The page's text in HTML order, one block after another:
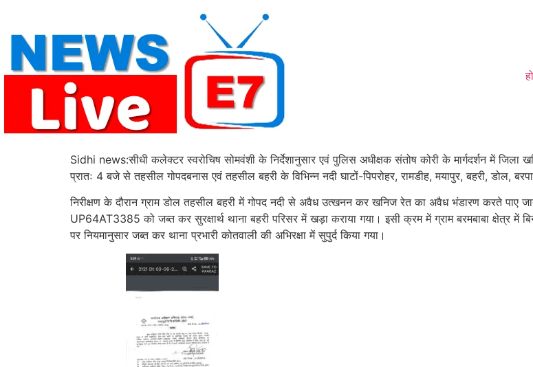
content
Sidhi news:सीधी कलेक्टर स्वरोचिष सोमवंशी के निर्देशानुसार एवं पुलिस अधीक्षक संतोष कोरी के मार्गदर्शन में
प्रातः 4 बजे से तहसील गोपदबनास एवं तहसील बहरी के विभिन्न नदी घाटों-पिपरोहर, रामडीह, मयापुर, बहरी, डोल,
निरीक्षण के दौरान ग्राम डोल तहसील बहरी में गोपद नदी से अवैध उत्खनन कर खनिज रेत का अवैध भंडारण करते पाए
UP64AT3385 को जब्त कर सुरक्षार्थ थाना बहरी परिसर में खड़ा कराया गया। इसी क्रम में ग्राम बरमबाबा क्षेत्र
पर नियमानुसार जब्त कर थाना प्रभारी कोतवाली की अभिरक्षा में सुपुर्द किया गया।